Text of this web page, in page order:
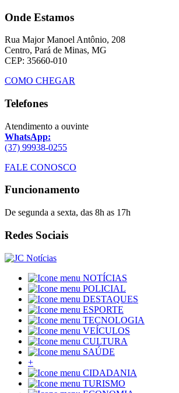
Onde Estamos
Rua Major Manoel Antônio, 208
Centro, Pará de Minas, MG
CEP: 35660-010
COMO CHEGAR
Telefones
Atendimento a ouvinte
WhatsApp:
(37) 99938-0255
FALE CONOSCO
Funcionamento
De segunda a sexta, das 8h as 17h
Redes Sociais
NOTÍCIAS
POLICIAL
DESTAQUES
ESPORTE
TECNOLOGIA
VEÍCULOS
CULTURA
SAÚDE
+
CIDADANIA
TURISMO